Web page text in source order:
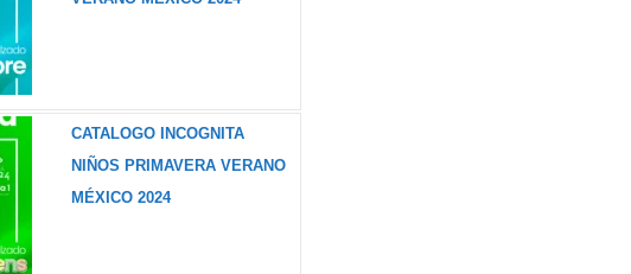
CATALOGO INCOGNITA
NIÑOS PRIMAVERA VERANO
MÉXICO 2024